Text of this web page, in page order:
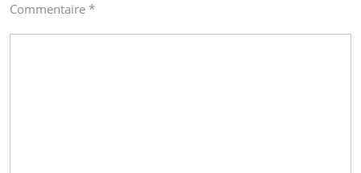
Commentaire *